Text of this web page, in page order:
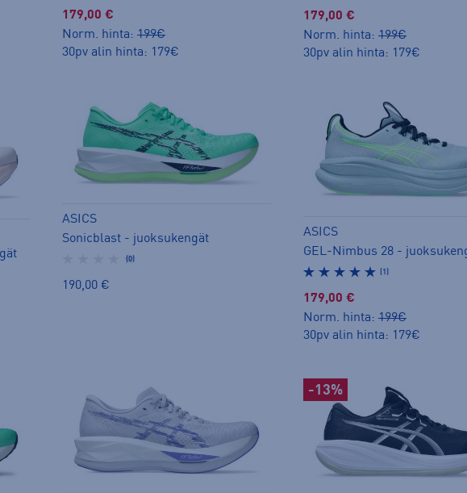
179,00 €
Norm. hinta: 199€
30pv alin hinta: 179€
179,00 €
Norm. hinta: 199€
30pv alin hinta: 179€
ASICS
Sonicblast - juoksukengät
(0)
190,00 €
ASICS
GEL-Nimbus 28 -
(1)
179,00 €
Norm. hinta: 199€
30pv alin hinta: 179€
-13%